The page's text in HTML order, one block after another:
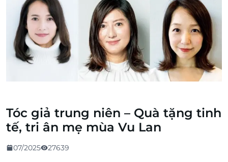
Tóc giả trung niên – Quà tặng tinh
tế, tri ân mẹ mùa Vu Lan
07/2025 27639